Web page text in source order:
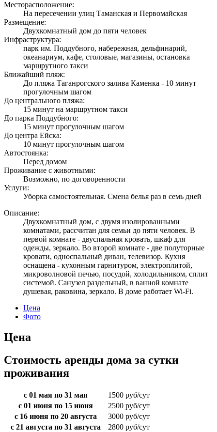
Месторасположение:
На пересечении улиц Таманская и Первомайская
Размещение:
Двухкомнатный дом до пяти человек
Инфраструктура:
парк им. Поддубного, набережная, дельфинарий,
океанариум, кафе, столовые, магазины, остановка
маршрутного такси
Ближайший пляж:
До пляжа Таганрогского залива Каменка - 10 минут
прогулочным шагом
До центрального пляжа:
15 минут на маршрутном такси
До парка Поддубного:
15 минут прогулочным шагом
До центра Ейска:
10 минут прогулочным шагом
Автостоянка:
Перед домом
Проживание с животными:
Возможно, по договоренности
Услуги:
Уборка самостоятельная. Смена белья раз в семь дней
Описание:
Двухкомнатный дом, с двумя изолированными
комнатами, рассчитан для семьи до пяти человек. В
первой комнате - двуспальная кровать, шкаф для
одежды, зеркало. Во второй комнате - две полуторные
кровати, односпальный диван, телевизор. Кухня
оснащена - кухонным гарнитуром, электроплитой,
микроволновой печью, посудой, холодильником, сплит
системой. Санузел раздельный, в ванной комнате
душевая, раковина, зеркало. В доме работает Wi-Fi.
Цена
Фото
Цена
Стоимость аренды дома за сутки
проживания
с 01 мая по 31 мая
1500 руб/сут
с 01 июня по 15 июня
2500 руб/сут
с 16 июня по 20 августа
3000 руб/сут
с 21 августа по 31 августа
2800 руб/сут